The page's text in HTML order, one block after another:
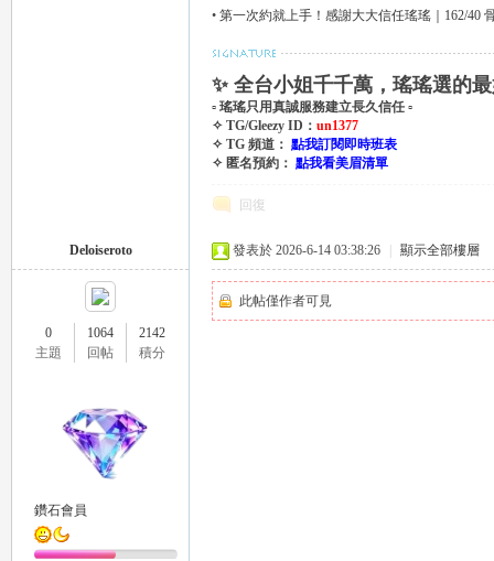
• 第一次約就上手！感謝大大信任瑤瑤｜162/40
✨ 全台小姐千千萬，瑤瑤選的
▫ 瑤瑤只用真誠服務建立長久信任 ▫
✧ TG/Gleezy ID： un1377
✧ TG 頻道： 點我訂閱即時班表
✧ 匿名預約： 點我看美眉清單
回復
Deloiseroto
0
主題
1064
回帖
2142
積分
鑽石會員
發表於 2026-6-14 03:38:26 顯示全部樓層
此帖僅作者可見